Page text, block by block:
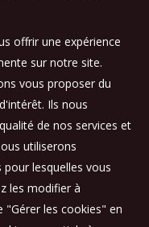
offrir une expérience
sur notre site.
vous proposer du
Ils nous
de nos services et
utiliserons
lesquelles vous
les modifier à
les cookies" en